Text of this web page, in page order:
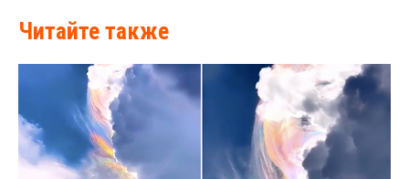
Читайте также